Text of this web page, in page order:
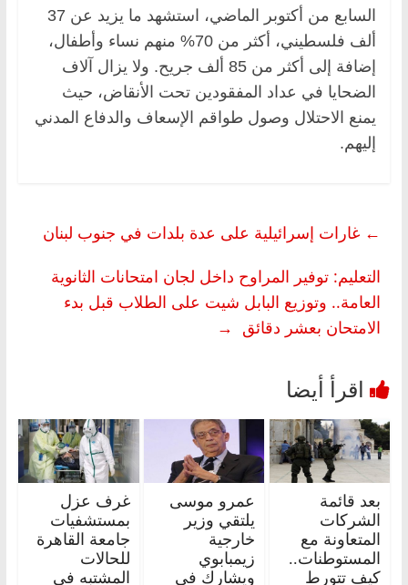
السابع من أكتوبر الماضي، استشهد ما يزيد عن 37
ألف فلسطيني، أكثر من 70% منهم نساء وأطفال،
إضافة إلى أكثر من 85 ألف جريح. ولا يزال آلاف
الضحايا في عداد المفقودين تحت الأنقاض، حيث
يمنع الاحتلال وصول طواقم الإسعاف والدفاع المدني
إليهم.
← غارات إسرائيلية على عدة بلدات في جنوب لبنان
التعليم: توفير المراوح داخل لجان امتحانات الثانوية
العامة.. وتوزيع البابل شيت على الطلاب قبل بدء
الامتحان بعشر دقائق →
بعد قائمة
الشركات
المتعاونة مع
المستوطنات..
كيف تتورط
عمرو موسى
يلتقي وزير
خارجية
زيمبابوي
ويشارك في
غرف عزل
بمستشفيات
جامعة القاهرة
للحالات
المشتبه في